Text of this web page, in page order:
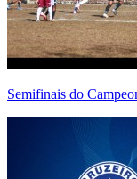
Semifinais do